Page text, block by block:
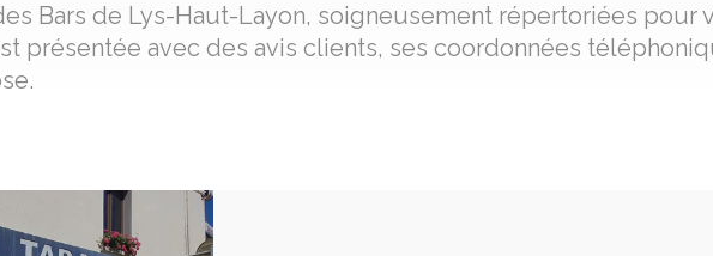
Bars de Lys-Haut-Layon, soigneusement répertoriées pour
présentée avec des avis clients, ses coordonnées